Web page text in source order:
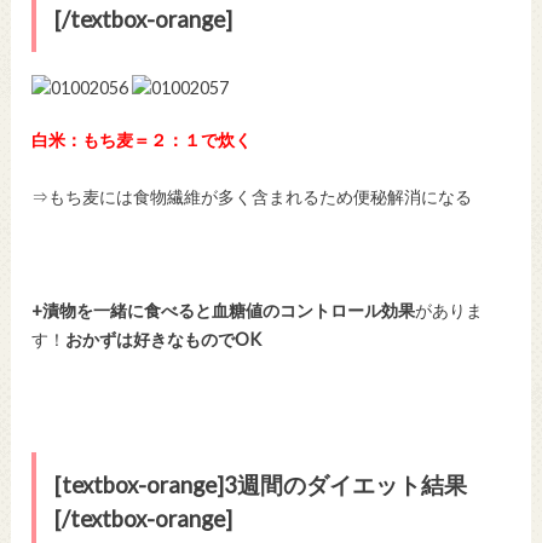
[/textbox-orange]
白米：もち麦＝２：１で炊く
⇒もち麦には食物繊維が多く含まれるため便秘解消になる
+漬物を一緒に食べると血糖値のコントロール効果がありま
す！ おかずは好きなものでOK
[textbox-orange]3週間のダイエット結果
[/textbox-orange]